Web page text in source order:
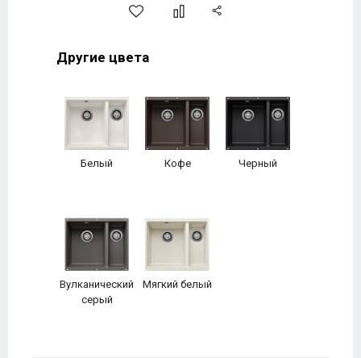
Другие цвета
Белый Кофе Черный
Вулканический
серый
Мягкий белый